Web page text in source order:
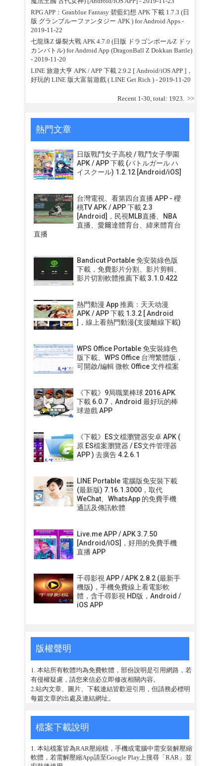
RPG APP：Granblue Fantasy 碧藍幻想 APK 下載 1.7.3 (日
版 グランブルーファンタジー APK ) for Android Apps -
2019-11-22
七龍珠Z 爆裂大戰 APK 4.7.0 (日版 ドラゴンボールZ ドッ
カンバトル) for Android App (DragonBall Z Dokkan Battle)
- 2019-11-20
LINE 旅遊大亨 APK / APP 下載 2.9.2 [ Android/iOS APP ]，
好玩的 LINE 版大富翁遊戲 ( LINE Get Rich )- 2019-11-20
Recent 1-30, total: 1923. >>
熱門文章
日版戰鬥女子高校 / 戰鬥女子學園
APK / APP 下載 (バトルガール ハ
イスクール) 1.2.12 [Android/iOS]
台灣電視、看第四台直播 APP - 櫻
桃TV APK / APP 下載 2.3
[Android]，民視MLB直播、NBA
直播、愛爾達體育台、緯來體育台
直播
Bandicut Portable 免安裝綠色版
下載，免費影片分割、影片剪輯、
影片切割軟體推薦下載 3.1.0.422
熱門動漫 App 推薦：天天动漫
APK / APP 下載 1.3.2 [ Android
]，線上看熱門動漫(支援離線下載)
WPS Office Portable 免安裝綠色
版下載、WPS Office 台灣繁體版，
可開啟/編輯 微軟 Office 文件檔案
《下載》9局職業棒球 2016 APK
下載 6.0.7，Android 最好玩的棒
球遊戲 APP
《下載》ES文檔瀏覽器安卓 APK (
原 ES檔案瀏覽器 / ES文件管理器
APP ) 去廣告 4.2.6.1
LINE Portable 電腦版免安裝下載
(最新版) 7.16.1.3000，取代
WeChat、WhatsApp 的免費手機
通話及傳訊軟體
Live.me APP / APK 3.7.50
[Android/iOS]，好用的免費手機
直播 APP
千尋影視 APP / APK 2.8.2 (最新手
機版)，手機免費線上看電影軟
體，含千尋影視 HD版，Android /
iOS APP
版權聲明
1. 本站所有軟體均為免費軟體，部份說明是引用網路，若
有侵權疑慮，請您來信必立即修改相關內容。
2.站內文章、圖片、下載連結皆歡迎引用，但請務必標明
每篇文章的出處及連結網址。
檔案下載說明
1. 本站檔案皆為RAR壓縮檔，手機或電腦中需安裝解壓縮
軟體，若需解壓縮App請至Google Play上搜尋「RAR」並